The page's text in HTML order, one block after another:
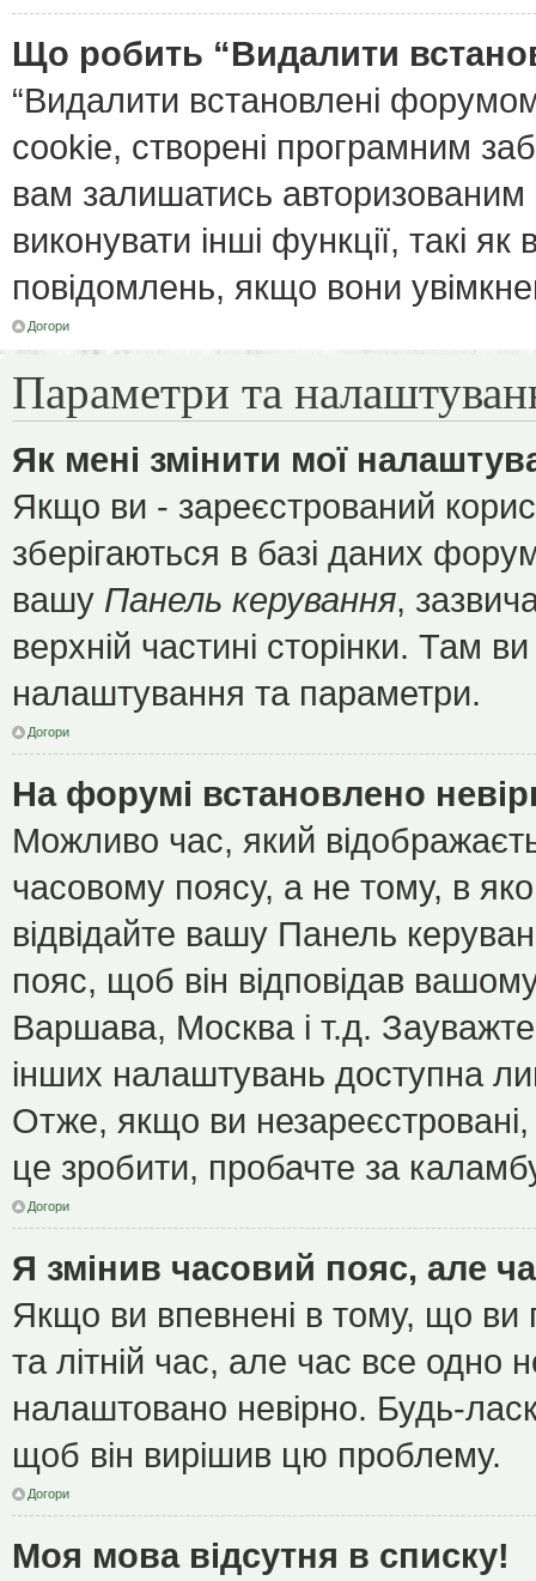
Що робить “Видалити
“Видалити встановлені
cookie, створені програмним
вам залишатись
виконувати інші функції, такі
повідомлень, якщо вони
Догори
Параметри та
Як мені змінити мої
Якщо ви - зареєстрований
зберігаються в базі даних
вашу Панель керування,
верхній частині сторінки. Там
налаштування та параметри.
Догори
На форумі встановлено
Можливо час, який
часовому поясу, а не тому, в
відвідайте вашу Панель
пояс, щоб він відповідав
Варшава, Москва і т.д.
інших налаштувань доступна
Отже, якщо ви
це зробити, пробачте за
Догори
Я змінив часовий пояс, але
Якщо ви впевнені в тому, що ви
та літній час, але час все одно
налаштовано невірно. Будь-
щоб він вирішив цю проблему.
Догори
Моя мова відсутня в списку!